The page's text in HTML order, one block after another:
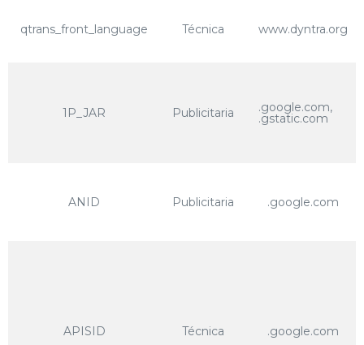
qtrans_front_language Técnica www.dyntra.org
1P_JAR Publicitaria .google.com,
.gstatic.com
ANID Publicitaria .google.com
APISID Técnica .google.com